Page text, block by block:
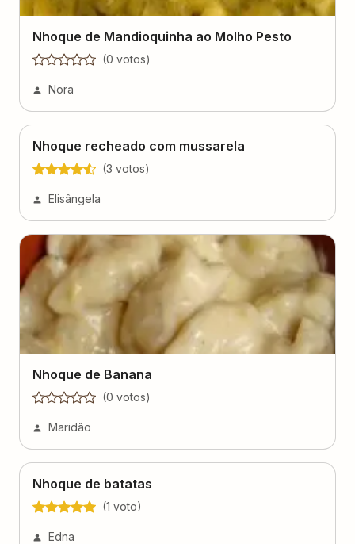
Nhoque de Mandioquinha ao Molho Pesto
(0 votos)
Nora
Nhoque recheado com mussarela
(3 votos)
Elisângela
Nhoque de Banana
(0 votos)
Maridão
Nhoque de batatas
(1 voto)
Edna